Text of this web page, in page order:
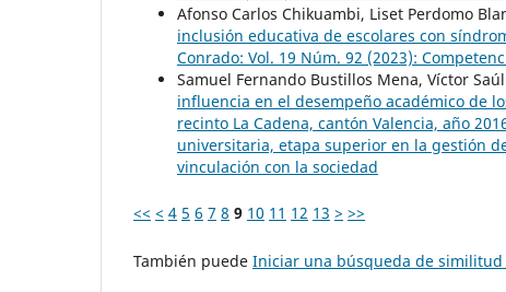
Afonso Carlos Chikuambi, Liset Perdomo
inclusión educativa de escolares con
Conrado: Vol. 19 Núm. 92 (2023):
Samuel Fernando Bustillos Mena, Víctor
influencia en el desempeño académico de
recinto La Cadena, cantón Valencia, año
universitaria, etapa superior en la gestión
vinculación con la sociedad
<< < 4 5 6 7 8 9 10 11 12 13 > >>
También puede Iniciar una búsqueda de similitud